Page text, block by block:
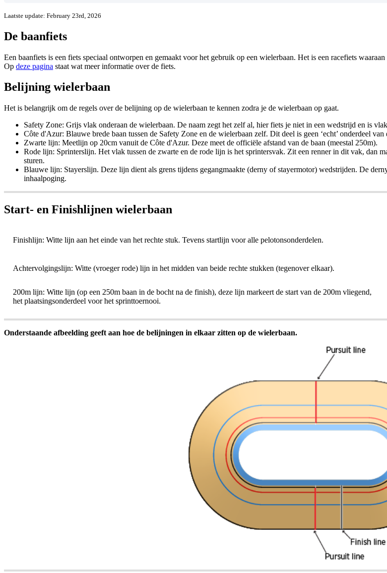
Laatste update: February 23rd, 2026
De baanfiets
Een baanfiets is een fiets speciaal ontworpen en gemaakt voor het gebruik op een wielerbaan. Het is een racefiets
Op deze pagina staat wat meer informatie over de fiets.
Belijning wielerbaan
Het is belangrijk om de regels over de belijning op de wielerbaan te kennen zodra je de wielerbaan op gaat.
Safety Zone: Grijs vlak onderaan de wielerbaan. De naam zegt het zelf al, hier fiets je niet in een wedstrijd en is
Côte d'Azur: Blauwe brede baan tussen de Safety Zone en de wielerbaan zelf. Dit deel is geen ‘echt’ onderdeel van
Zwarte lijn: Meetlijn op 20cm vanuit de Côte d'Azur. Deze meet de officiële afstand van de baan (meestal 250m).
Rode lijn: Sprinterslijn. Het vlak tussen de zwarte en de rode lijn is het sprintersvak. Zit een renner in dit vak, dan
sturen.
Blauwe lijn: Stayerslijn. Deze lijn dient als grens tijdens gegangmaakte (derny of stayermotor) wedstrijden. De
inhaalpoging.
Start- en Finishlijnen wielerbaan
Finishlijn: Witte lijn aan het einde van het rechte stuk. Tevens startlijn voor alle pelotonsonderdelen.
Achtervolgingslijn: Witte (vroeger rode) lijn in het midden van beide rechte stukken (tegenover elkaar).
200m lijn: Witte lijn (op een 250m baan in de bocht na de finish), deze lijn markeert de start van de 200m vliegend,
het plaatsingsonderdeel voor het sprinttoernooi.
Onderstaande afbeelding geeft aan hoe de belijningen in elkaar zitten op de wielerbaan.